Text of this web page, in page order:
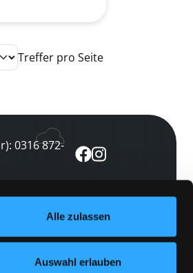
Alle zulassen
Auswahl erlauben
Treffer pro Seite
0316 872-